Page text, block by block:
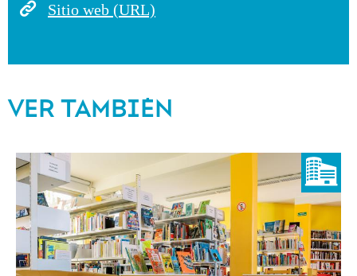
Sitio web (URL)
VER TAMBIÉN